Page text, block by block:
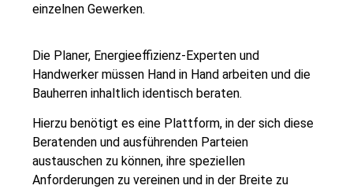
einzelnen Gewerken.
Die Planer, Energieeffizienz-Experten und
Handwerker müssen Hand in Hand arbeiten und die
Bauherren inhaltlich identisch beraten.
Hierzu benötigt es eine Plattform, in der sich diese
Beratenden und ausführenden Parteien
austauschen zu können, ihre speziellen
Anforderungen zu vereinen und in der Breite zu